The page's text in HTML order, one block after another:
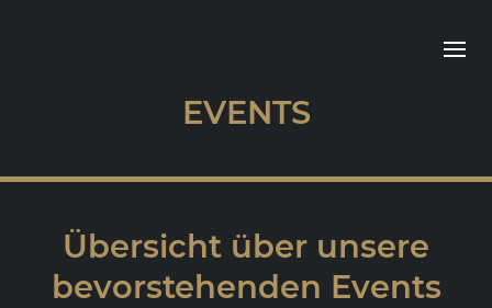
EVENTS
Übersicht über unsere
bevorstehenden Events